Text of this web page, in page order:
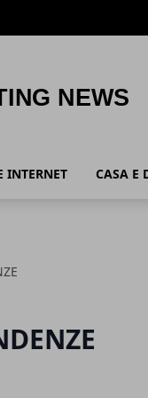
INTERNET CASA E